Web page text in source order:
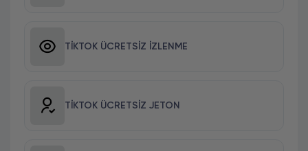
TIKTOK ÜCRETSIZ İZLENME
TIKTOK ÜCRETSIZ JETON